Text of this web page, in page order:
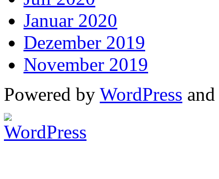
Januar 2020
Dezember 2019
November 2019
Powered by WordPress